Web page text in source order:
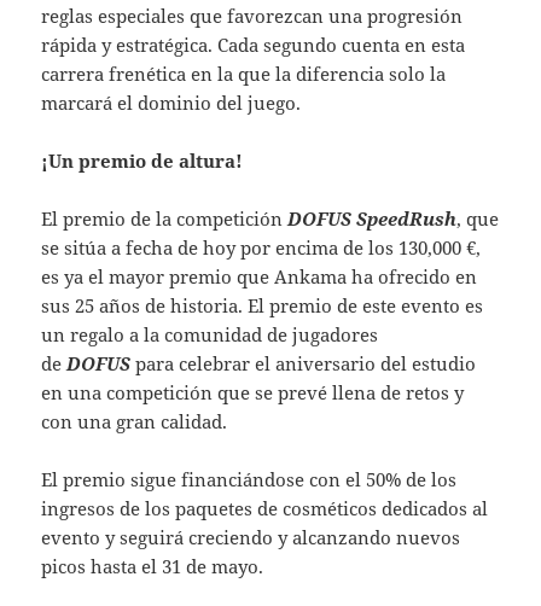
reglas especiales que favorezcan una progresión
rápida y estratégica. Cada segundo cuenta en esta
carrera frenética en la que la diferencia solo la
marcará el dominio del juego.
¡Un premio de altura!
El premio de la competición DOFUS SpeedRush, que
se sitúa a fecha de hoy por encima de los 130,000 €,
es ya el mayor premio que Ankama ha ofrecido en
sus 25 años de historia. El premio de este evento es
un regalo a la comunidad de jugadores
de DOFUS para celebrar el aniversario del estudio
en una competición que se prevé llena de retos y
con una gran calidad.
El premio sigue financiándose con el 50% de los
ingresos de los paquetes de cosméticos dedicados al
evento y seguirá creciendo y alcanzando nuevos
picos hasta el 31 de mayo.